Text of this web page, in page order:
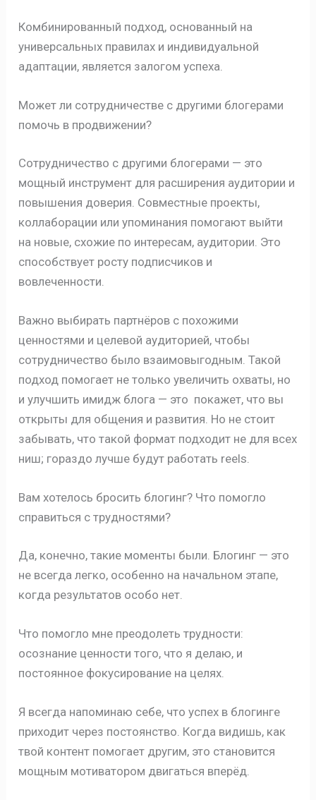
Комбинированный подход, основанный на
универсальных правилах и индивидуальной
адаптации, является залогом успеха.
Может ли сотрудничестве с другими блогерами
помочь в продвижении?
Сотрудничество с другими блогерами — это
мощный инструмент для расширения аудитории и
повышения доверия. Совместные проекты,
коллаборации или упоминания помогают выйти
на новые, схожие по интересам, аудитории. Это
способствует росту подписчиков и
вовлеченности.
Важно выбирать партнёров с похожими
ценностями и целевой аудиторией, чтобы
сотрудничество было взаимовыгодным. Такой
подход помогает не только увеличить охваты, но
и улучшить имидж блога — это покажет, что вы
открыты для общения и развития. Но не стоит
забывать, что такой формат подходит не для всех
ниш; гораздо лучше будут работать reels.
Вам хотелось бросить блогинг? Что помогло
справиться с трудностями?
Да, конечно, такие моменты были. Блогинг — это
не всегда легко, особенно на начальном этапе,
когда результатов особо нет.
Что помогло мне преодолеть трудности:
осознание ценности того, что я делаю, и
постоянное фокусирование на целях.
Я всегда напоминаю себе, что успех в блогинге
приходит через постоянство. Когда видишь, как
твой контент помогает другим, это становится
мощным мотиватором двигаться вперёд.